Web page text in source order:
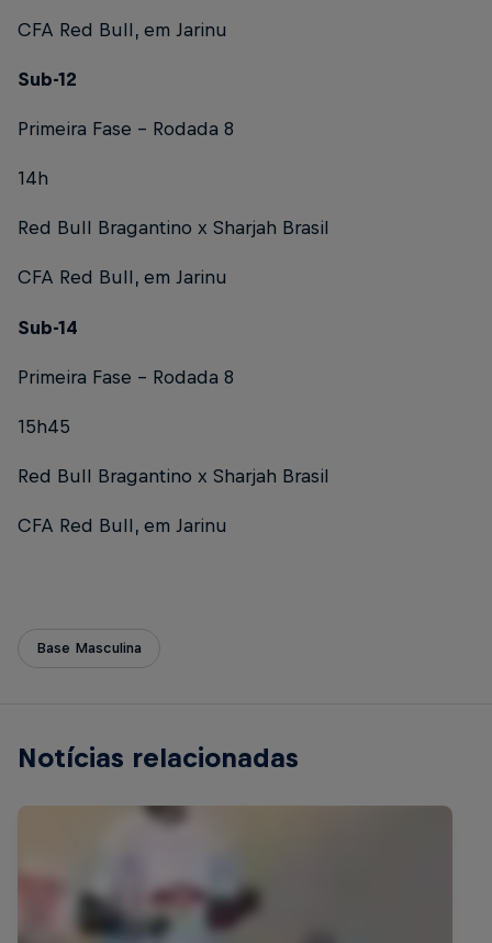
CFA Red Bull, em Jarinu
Sub-12
Primeira Fase – Rodada 8
14h
Red Bull Bragantino x Sharjah Brasil
CFA Red Bull, em Jarinu
Sub-14
Primeira Fase – Rodada 8
15h45
Red Bull Bragantino x Sharjah Brasil
CFA Red Bull, em Jarinu
Base Masculina
Notícias relacionadas